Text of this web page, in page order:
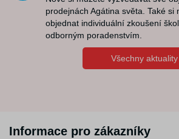
prodejnách Agátina světa. Také si
objednat individuální zkoušení
odborným poradenstvím.
Všechny aktuality
Informace pro zákazníky